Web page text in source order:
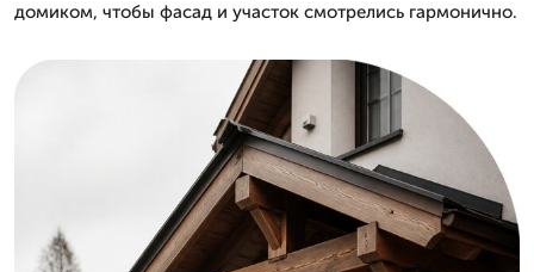
домиком, чтобы фасад и участок смотрелись гармонично.